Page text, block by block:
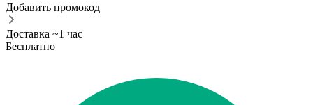
Добавить промокод
Доставка ~1 час
Бесплатно